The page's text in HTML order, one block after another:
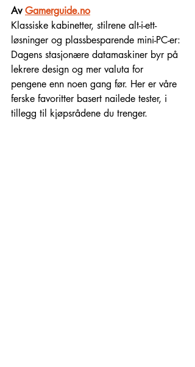
Av Gamerguide.no
Klassiske kabinetter, stilrene alt-i-ett-
løsninger og plassbesparende mini-PC-er:
Dagens stasjonære datamaskiner byr på
lekrere design og mer valuta for
pengene enn noen gang før. Her er våre
ferske favoritter basert nailede tester, i
tillegg til kjøpsrådene du trenger.